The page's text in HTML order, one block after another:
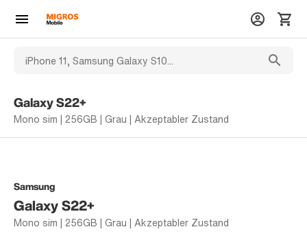
Galaxy S22+
Mono sim | 256GB | Grau | Akzeptabler Zustand
Samsung
Galaxy S22+
Mono sim | 256GB | Grau | Akzeptabler Zustand